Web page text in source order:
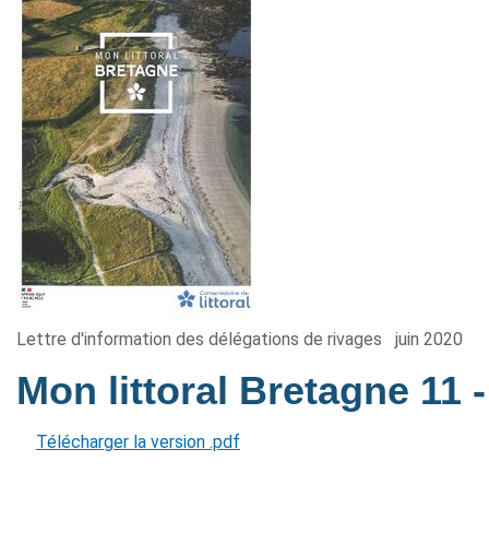
Lettre d'information des délégations de rivages juin 2020
Mon littoral Bretagne 11
Télécharger la version .pdf